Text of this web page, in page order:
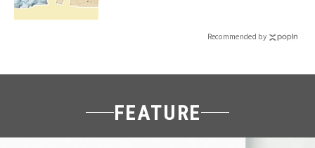
Recommended by
FEATURE